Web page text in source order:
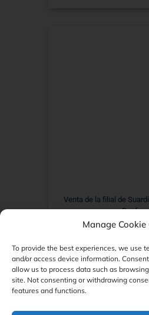
Manage Cookie
To provide the best experiences, we use
and/or access device information.
allow us to process data such as
site. Not consenting or withdrawing
features and functions.
Venta de la filial de
Renfe